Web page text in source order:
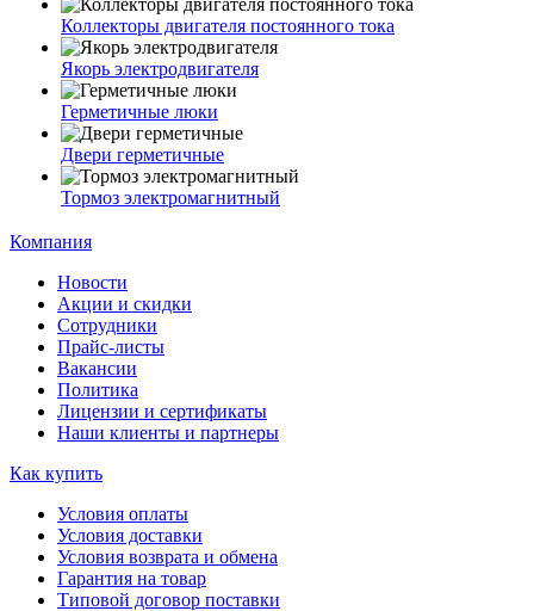
Коллекторы двигателя постоянного тока
Якорь электродвигателя
Герметичные люки
Двери герметичные
Тормоз электромагнитный
Компания
Новости
Акции и скидки
Сотрудники
Прайс-листы
Вакансии
Политика
Лицензии и сертификаты
Наши клиенты и партнеры
Как купить
Условия оплаты
Условия доставки
Условия возврата и обмена
Гарантия на товар
Типовой договор поставки